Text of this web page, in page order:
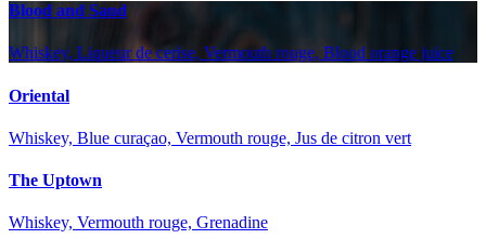
Blood and Sand
Whiskey, Liqueur de cerise, Vermouth rouge, Blood orange juice
Oriental
Whiskey, Blue curaçao, Vermouth rouge, Jus de citron vert
The Uptown
Whiskey, Vermouth rouge, Grenadine